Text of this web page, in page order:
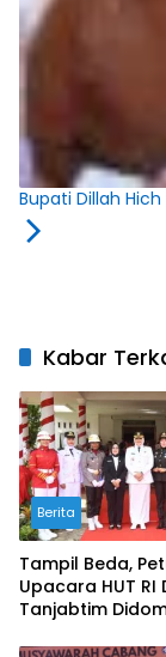
Bupati Dillah Hich
Kabar
Berita
Tampil Beda,
Upacara HUT RI
Tanjabtim